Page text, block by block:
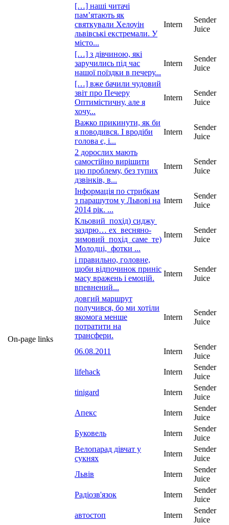
On-page links
[…] наші читачі
пам’ятають як
святкували Хелоуін
львівські екстремали. У
місто...
Intern
Sender
Juice
[…] з дівчиною, які
заручились під час
нашої поїздки в печеру...
Intern
Sender
Juice
[…] вже бачили чудовий
звіт про Печеру
Оптимістичну, але я
хочу...
Intern
Sender
Juice
Важко прикинути, як би
я поводився. І вродіби
голова є, і...
Intern
Sender
Juice
2 дорослих мають
самостійно вирішити
цю проблему, без тупих
дзвінків, в...
Intern
Sender
Juice
Інформація по стрибкам
з парашутом у Львові на
2014 рік. ...
Intern
Sender
Juice
Кльовий похід) сиджу
заздрю… ех весняно-
зимовий похід саме те)
Молодці, фотки ...
Intern
Sender
Juice
і правильно, головне,
щоби відпочинок приніс
масу вражень і емоцій.
впевнений...
Intern
Sender
Juice
довгий маршрут
получився, бо ми хотіли
якомога менше
потратити на
трансфери.
Intern
Sender
Juice
06.08.2011 Intern
Sender
Juice
lifehack
Intern
Sender
Juice
tinigard
Intern
Sender
Juice
Апекс
Intern
Sender
Juice
Буковель
Intern
Sender
Juice
Велопарад дівчат у
сукнях
Intern
Sender
Juice
Львів
Intern
Sender
Juice
Радіозв'язок
Intern
Sender
Juice
автостоп
Intern
Sender
Juice